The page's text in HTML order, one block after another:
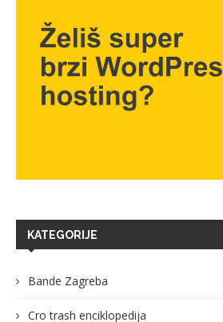
KATEGORIJE
Bande Zagreba
Cro trash enciklopedija